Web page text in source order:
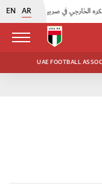
EN AR |
UAE FOOTBALL